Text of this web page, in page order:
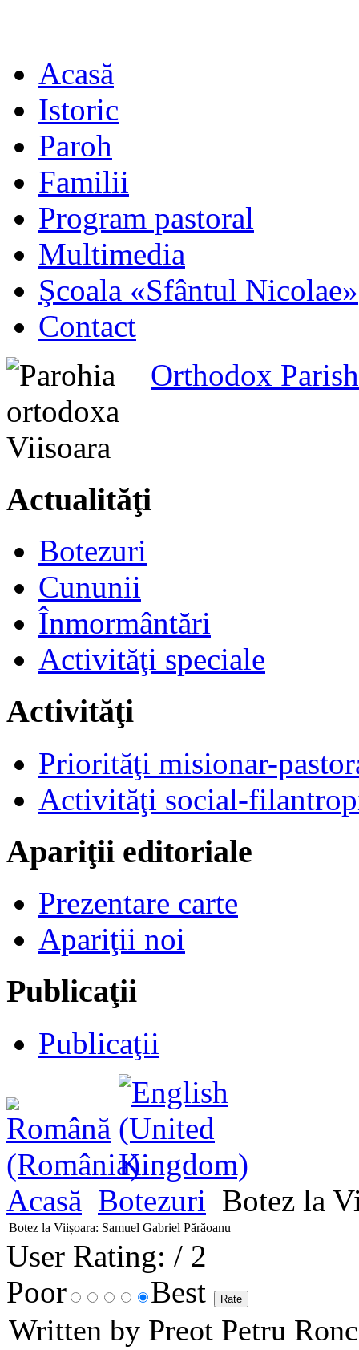
Acasă
Istoric
Paroh
Familii
Program pastoral
Multimedia
Şcoala «Sfântul Nicolae»
Contact
Orthodox
Actualităţi
Botezuri
Cununii
Înmormântări
Activităţi speciale
Activităţi
Priorităţi misionar-
Activităţi social-
Apariţii editoriale
Prezentare carte
Apariţii noi
Publicaţii
Publicaţii
Acasă Botezuri Botez la
Botez la Viișoara: Samuel Gabriel Părăoanu
User Rating: / 2
Poor
Best
Written by Preot Petru